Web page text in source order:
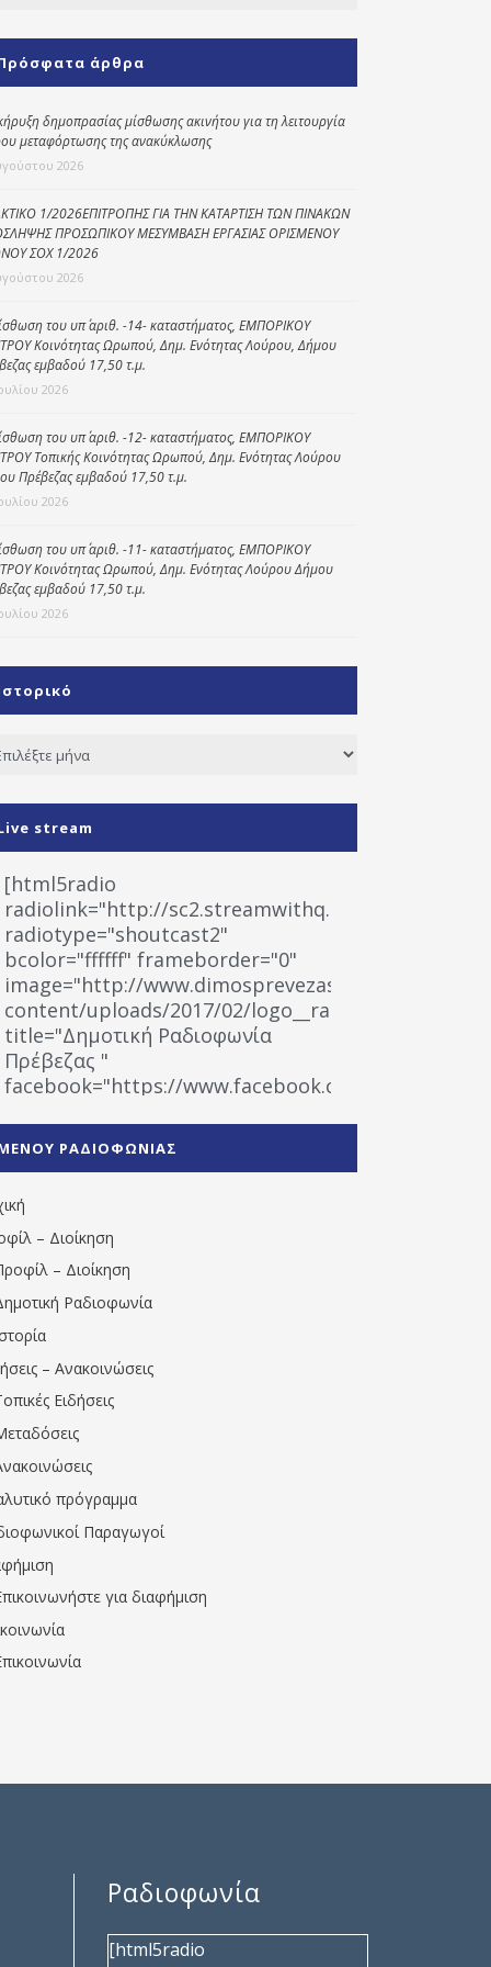
Kοινωνικό
φαρμακείο
Πρόγραμμα
“Βοήθεια στο σπίτι”
Κέντρο Ημερήσιας
Φροντίδας
Ηλικιωμένων
(Κ.Η.Φ.Η.) Πρέβεζας
άρθρα
δημοπρασίας μίσθωσης ακινήτου για τη λειτουργία
μεταφόρτωσης της ανακύκλωσης
2026
1/2026ΕΠΙΤΡΟΠΗΣ ΓΙΑ ΤΗΝ ΚΑΤΑΡΤΙΣΗ ΤΩΝ ΠΙΝΑΚΩΝ
ΠΡΟΣΩΠΙΚΟΥ ΜΕΣΥΜΒΑΣΗ ΕΡΓΑΣΙΑΣ ΟΡΙΣΜΕΝΟΥ
ΣΟΧ 1/2026
2026
του υπ΄ αριθ. -14- καταστήματος, ΕΜΠΟΡΙΚΟΥ
Κοινότητας Ωρωπού, Δημ. Ενότητας Λούρου, Δήμου
εμβαδού 17,50 τ.μ.
2026
του υπ΄ αριθ. -12- καταστήματος, ΕΜΠΟΡΙΚΟΥ
Τοπικής Κοινότητας Ωρωπού, Δημ. Ενότητας Λούρου
Πρέβεζας εμβαδού 17,50 τ.μ.
2026
του υπ΄ αριθ. -11- καταστήματος, ΕΜΠΟΡΙΚΟΥ
Κοινότητας Ωρωπού, Δημ. Ενότητας Λούρου Δήμου
εμβαδού 17,50 τ.μ.
2026
stream
[html5radio
radiolink="http://sc2.streamwithq.com:8028/
radiotype="shoutcast2"
bcolor="ffffff" frameborder="0"
image="http://www.dimosprevezas.gr/wp-
content/uploads/2017/02/logo__radiofonias.jpg"
title="Δημοτική Ραδιοφωνία
Πρέβεζας "
facebook="https://www.facebook.com/
1531194763766854/" artist="" ]
ΡΑΔΙΟΦΩΝΙΑΣ
– Διοίκηση
– Διοίκηση
Ραδιοφωνία
– Ανακοινώσεις
Ειδήσεις
πρόγραμμα
Παραγωγοί
για διαφήμιση
Ραδιοφωνία
[html5radio